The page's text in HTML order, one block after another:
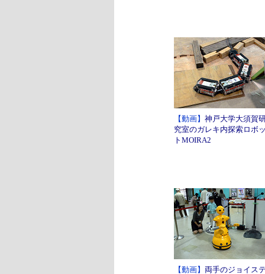
【動画】 神戸大学大須賀
究室のガレキ内探索ロボ
トMOIRA2
【動画】 両手のジョイス